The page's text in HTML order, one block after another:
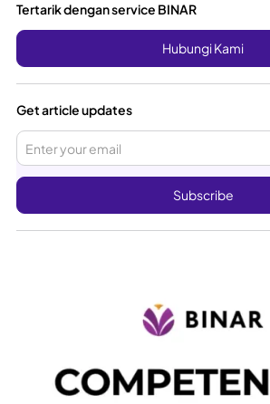
Tertarik dengan service BINAR
Hubungi Kami
Get article updates